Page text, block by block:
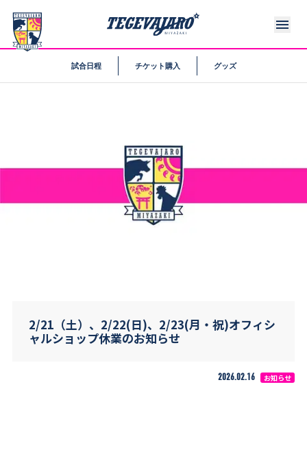
試合日程 チケット購入 グッズ
2/21（土）、2/22(日)、2/23(月・祝)オフィシ
ャルショップ休業のお知らせ
2026.02.16 お知らせ